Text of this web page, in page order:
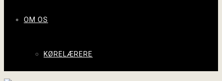
OM OS
KØRELÆRERE